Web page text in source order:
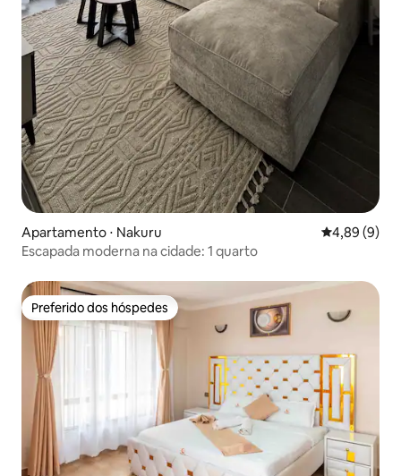
Apartamento ⋅ Nakuru 4,89 de uma
4,89 (9)
Escapada moderna na cidade: 1 quarto
Preferido dos hóspedes
Preferido dos hóspedes